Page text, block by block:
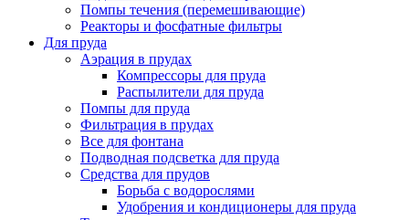
Помпы течения (перемешивающие)
Реакторы и фосфатные фильтры
Для пруда
Аэрация в прудах
Компрессоры для пруда
Распылители для пруда
Помпы для пруда
Фильтрация в прудах
Все для фонтана
Подводная подсветка для пруда
Средства для прудов
Борьба с водорослями
Удобрения и кондиционеры для пруда